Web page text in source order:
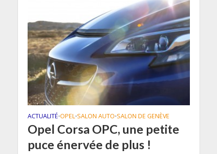
ACTUALITÉ•OPEL•SALON AUTO•SALON DE GENÈVE
Opel Corsa OPC, une petite
puce énervée de plus !